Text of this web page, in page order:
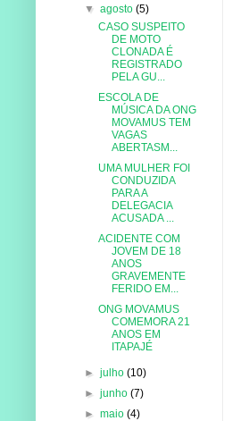
▼agosto(5)
CASO SUSPEITO
DE MOTO
CLONADA É
REGISTRADO
PELA GU...
ESCOLA DE
MÚSICA DA ONG
MOVAMUS TEM
VAGAS
ABERTASM...
UMA MULHER FOI
CONDUZIDA
PARA A
DELEGACIA
ACUSADA ...
ACIDENTE COM
JOVEM DE 18
ANOS
GRAVEMENTE
FERIDO EM...
ONG MOVAMUS
COMEMORA 21
ANOS EM
ITAPAJÉ
►julho(10)
►junho(7)
►maio(4)